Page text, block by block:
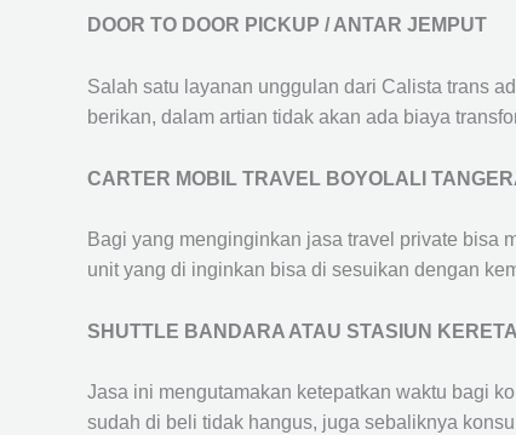
DOOR TO DOOR PICKUP / ANTAR JEMPUT
Salah satu layanan unggulan dari Calista trans
berikan, dalam artian tidak akan ada biaya
CARTER MOBIL TRAVEL BOYOLALI
Bagi yang menginginkan jasa travel private bisa
unit yang di inginkan bisa di sesuikan dengan
SHUTTLE BANDARA ATAU STASIUN
Jasa ini mengutamakan ketepatkan waktu bagi
sudah di beli tidak hangus, juga sebaliknya